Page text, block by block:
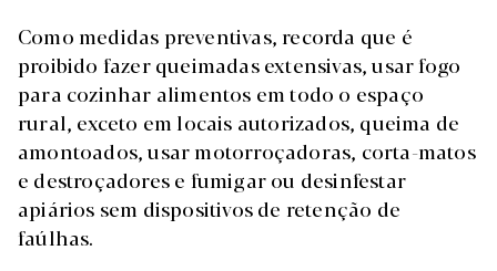
Como medidas preventivas, recorda que é
proibido fazer queimadas extensivas, usar fogo
para cozinhar alimentos em todo o espaço
rural, exceto em locais autorizados, queima de
amontoados, usar motorroçadoras, corta-matos
e destroçadores e fumigar ou desinfestar
apiários sem dispositivos de retenção de
faúlhas.